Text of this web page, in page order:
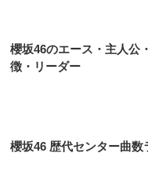
櫻坂46のエース・主人公
徴・リーダー
櫻坂46 歴代センター曲数